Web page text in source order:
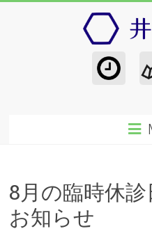
8月の臨時休
お知らせ